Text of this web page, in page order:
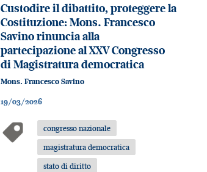
Custodire il dibattito, proteggere la
Costituzione: Mons. Francesco
Savino rinuncia alla
partecipazione al XXV Congresso
di Magistratura democratica
Mons. Francesco Savino
19/03/2026
congresso nazionale
magistratura democratica
stato di diritto